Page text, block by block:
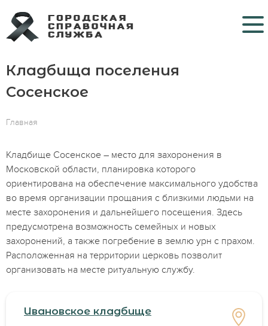
Кладбища
Крематории
Морги
Больницы COVID
Ритуальные услуги
Контакты
Кладбища поселения
Сосенское
Главная
Кладбище Сосенское – место для захоронения в
Московской области, планировка которого
ориентирована на обеспечение максимального удобства
во время организации прощания с близкими людьми на
месте захоронения и дальнейшего посещения. Здесь
предусмотрена возможность семейных и новых
захоронений, а также погребение в землю урн с прахом.
Расположенная на территории церковь позволит
организовать на месте ритуальную службу.
Ивановское кладбище